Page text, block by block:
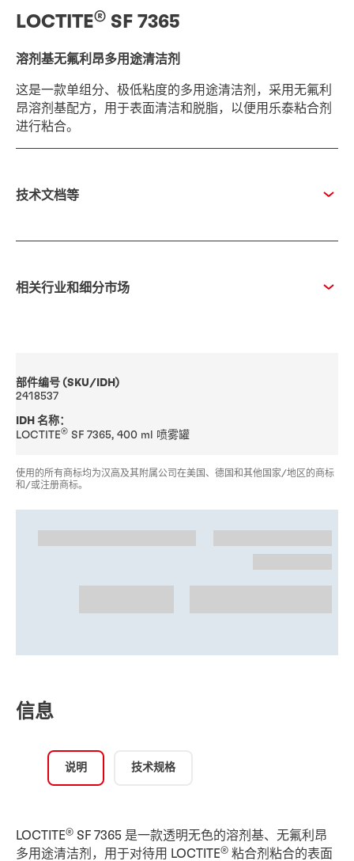
LOCTITE® SF 7365
溶剂基无氟利昂多用途清洁剂
这是一款单组分、极低粘度的多用途清洁剂，采用无氟利
昂溶剂基配方，用于表面清洁和脱脂，以便用乐泰粘合剂
进行粘合。
技术文档等
相关行业和细分市场
部件编号 (SKU/IDH)
2418537
IDH 名称：
LOCTITE® SF 7365, 400 ml 喷雾罐
使用的所有商标均为汉高及其附属公司在美国、德国和其他国家/地区的商标
和/或注册商标。
信息
说明 技术规格
LOCTITE® SF 7365 是一款透明无色的溶剂基、无氟利昂
多用途清洁剂，用于对待用 LOCTITE® 粘合剂粘合的表面